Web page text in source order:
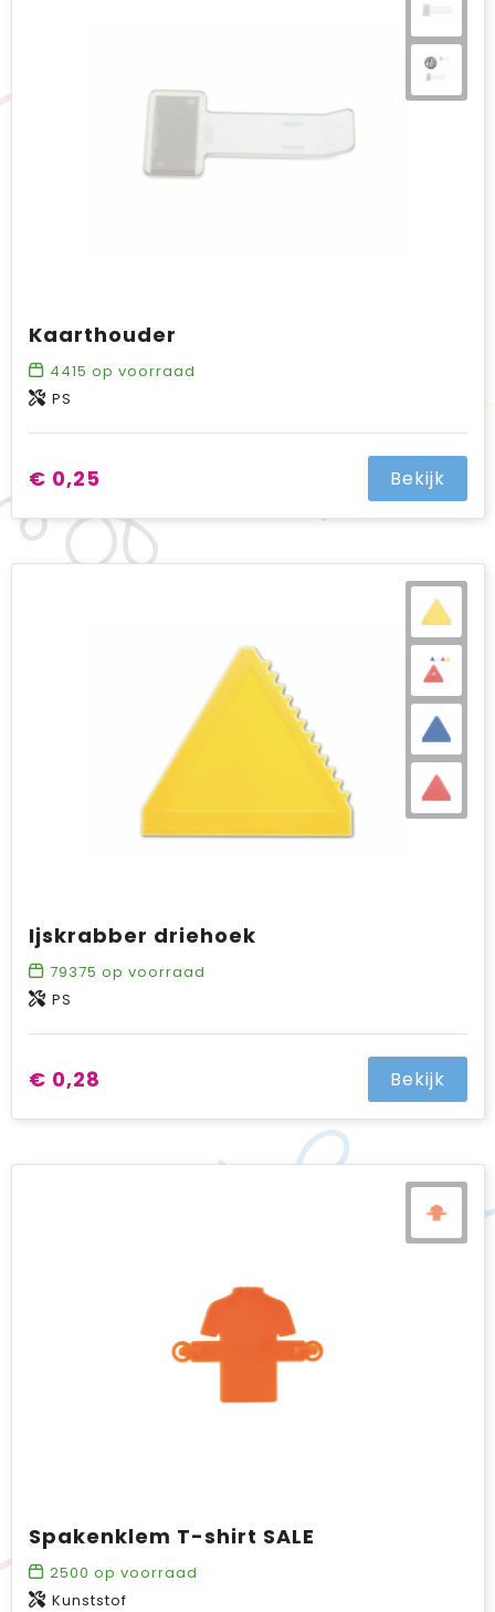
Brievenbuspakketten
Kaarthouder
4415 op voorraad
PS
€ 0,25 Bekijk
Ijskrabber driehoek
79375 op voorraad
PS
€ 0,28 Bekijk
Spakenklem T-shirt SALE
2500 op voorraad
Kunststof